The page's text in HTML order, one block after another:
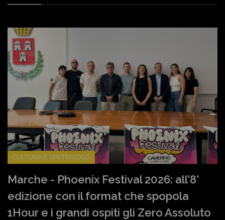
CULTURA E SPETTACOLO
Marche - Phoenix Festival 2026: all’8°
edizione con il format che spopola
1Hour e i grandi ospiti gli Zero Assoluto